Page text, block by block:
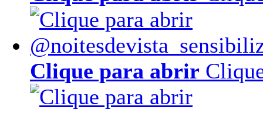
Clique para abrir